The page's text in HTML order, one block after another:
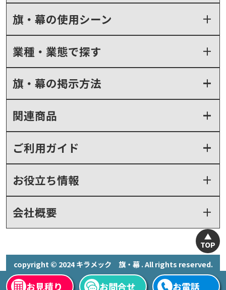
旗・幕の使用シーン
業種・業態で探す
旗・幕の掲示方法
関連商品
ご利用ガイド
お役立ち情報
会社概要
copyright © 2024 キラメック 旗・幕 . All rights reserved.
TOP
お見積り お問合せ お電話